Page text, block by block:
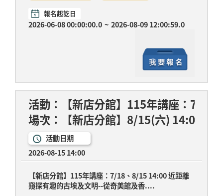
報名起訖日
2026-06-08 00:00:00.0 ~ 2026-08-09 12:00:59.0
活動：【新店分館】115年講座：7/18
場次：【新店分館】8/15(六) 14:00近
活動日期
2026-08-15 14:00
【新店分館】115年講座：7/18、8/15 14:00 近距離
窺探有趣的古埃及文明--從奇美館及香....